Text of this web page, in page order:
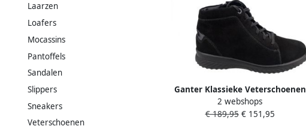
Laarzen
Loafers
Mocassins
Pantoffels
Sandalen
Slippers
Sneakers
Veterschoenen
Ganter Klassieke Veterschoenen
voor Volwassenen
2 webshops
€ 189,95€ 151,95